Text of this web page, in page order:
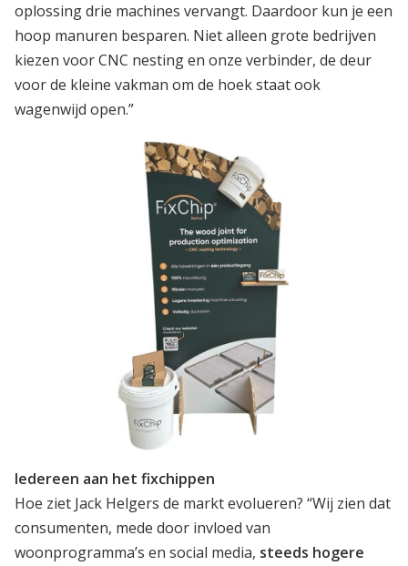
oplossing drie machines vervangt. Daardoor kun je een
hoop manuren besparen. Niet alleen grote bedrijven
kiezen voor CNC nesting en onze verbinder, de deur
voor de kleine vakman om de hoek staat ook
wagenwijd open.”
Iedereen aan het fixchippen
Hoe ziet Jack Helgers de markt evolueren? “Wij zien dat
consumenten, mede door invloed van
woonprogramma’s en social media, steeds hogere